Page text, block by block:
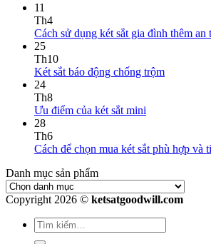
11
Th4
Cách sử dụng két sắt gia đình thêm an
25
Th10
Két sắt báo động chống trộm
24
Th8
Ưu điểm của két sắt mini
28
Th6
Cách để chọn mua két sắt phù hợp và
Danh mục sản phẩm
Copyright 2026 © ketsatgoodwill.com